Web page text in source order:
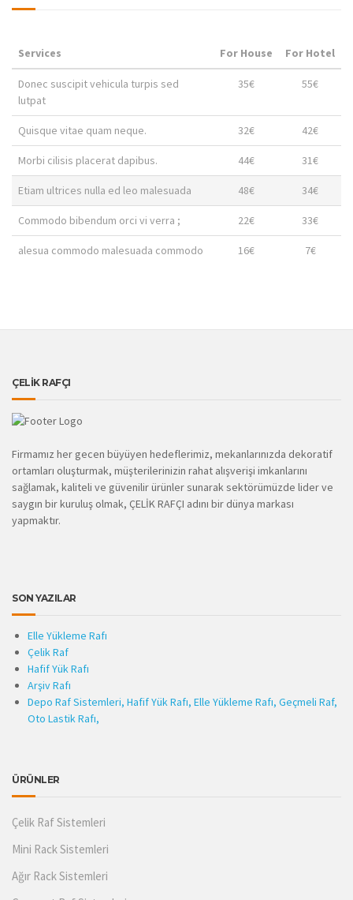
Services For House For Hotel
Donec suscipit vehicula turpis sed
lutpat
35€ 55€
Quisque vitae quam neque. 32€ 42€
Morbi cilisis placerat dapibus. 44€ 31€
Etiam ultrices nulla ed leo malesuada 48€ 34€
Commodo bibendum orci vi verra ; 22€ 33€
alesua commodo malesuada commodo 16€ 7€
ÇELİK RAFÇI
Firmamız her gecen büyüyen hedeflerimiz, mekanlarınızda dekoratif
ortamları oluşturmak, müşterilerinizin rahat alışverişi imkanlarını
sağlamak, kaliteli ve güvenilir ürünler sunarak sektörümüzde lider ve
saygın bir kuruluş olmak, ÇELİK RAFÇI adını bir dünya markası
yapmaktır.
SON YAZILAR
Elle Yükleme Rafı
Çelik Raf
Hafif Yük Rafı
Arşiv Rafı
Depo Raf Sistemleri, Hafif Yük Rafı, Elle Yükleme Rafı, Geçmeli Raf,
Oto Lastik Rafı,
ÜRÜNLER
Çelik Raf Sistemleri
Mini Rack Sistemleri
Ağır Rack Sistemleri